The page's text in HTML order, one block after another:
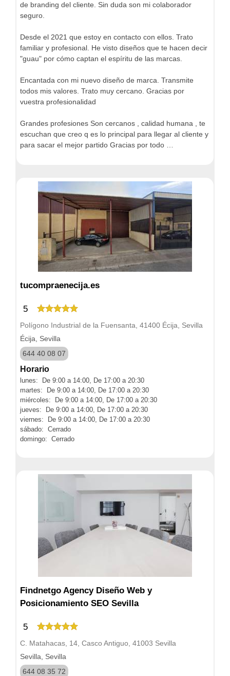
de branding del cliente. Sin duda son mi colaborador
seguro.
Desde el 2021 que estoy en contacto con ellos. Trato
familiar y profesional. He visto diseños que te hacen decir
"guau" por cómo captan el espíritu de las marcas.
Encantada con mi nuevo diseño de marca. Transmite
todos mis valores. Trato muy cercano. Gracias por
vuestra profesionalidad
Grandes profesiones Son cercanos , calidad humana , te
escuchan que creo q es lo principal para llegar al cliente y
para sacar el mejor partido Gracias por todo …
tucompraenecija.es
5
Polígono Industrial de la Fuensanta, 41400 Écija, Sevilla
Écija, Sevilla
644 40 08 07
Horario
lunes: De 9:00 a 14:00, De 17:00 a 20:30
martes: De 9:00 a 14:00, De 17:00 a 20:30
miércoles: De 9:00 a 14:00, De 17:00 a 20:30
jueves: De 9:00 a 14:00, De 17:00 a 20:30
viernes: De 9:00 a 14:00, De 17:00 a 20:30
sábado: Cerrado
domingo: Cerrado
Findnetgo Agency Diseño Web y
Posicionamiento SEO Sevilla
5
C. Matahacas, 14, Casco Antiguo, 41003 Sevilla
Sevilla, Sevilla
644 08 35 72